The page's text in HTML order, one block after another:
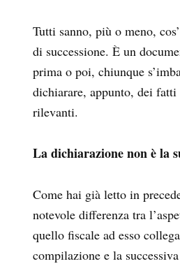
Tutti sanno, più o meno,
di successione. È un
prima o poi, chiunque
dichiarare, appunto, dei fatti
rilevanti.
La dichiarazione non è la
Come hai già letto in
notevole differenza tra
quello fiscale ad esso
compilazione e la